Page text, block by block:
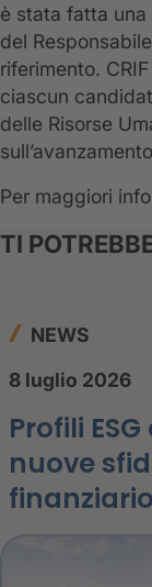
è stata fatta
del
riferimento.
ciascun
delle Risorse
Per maggiori
TI
NEWS
8 luglio 2026
Profili
nuove
finanziario